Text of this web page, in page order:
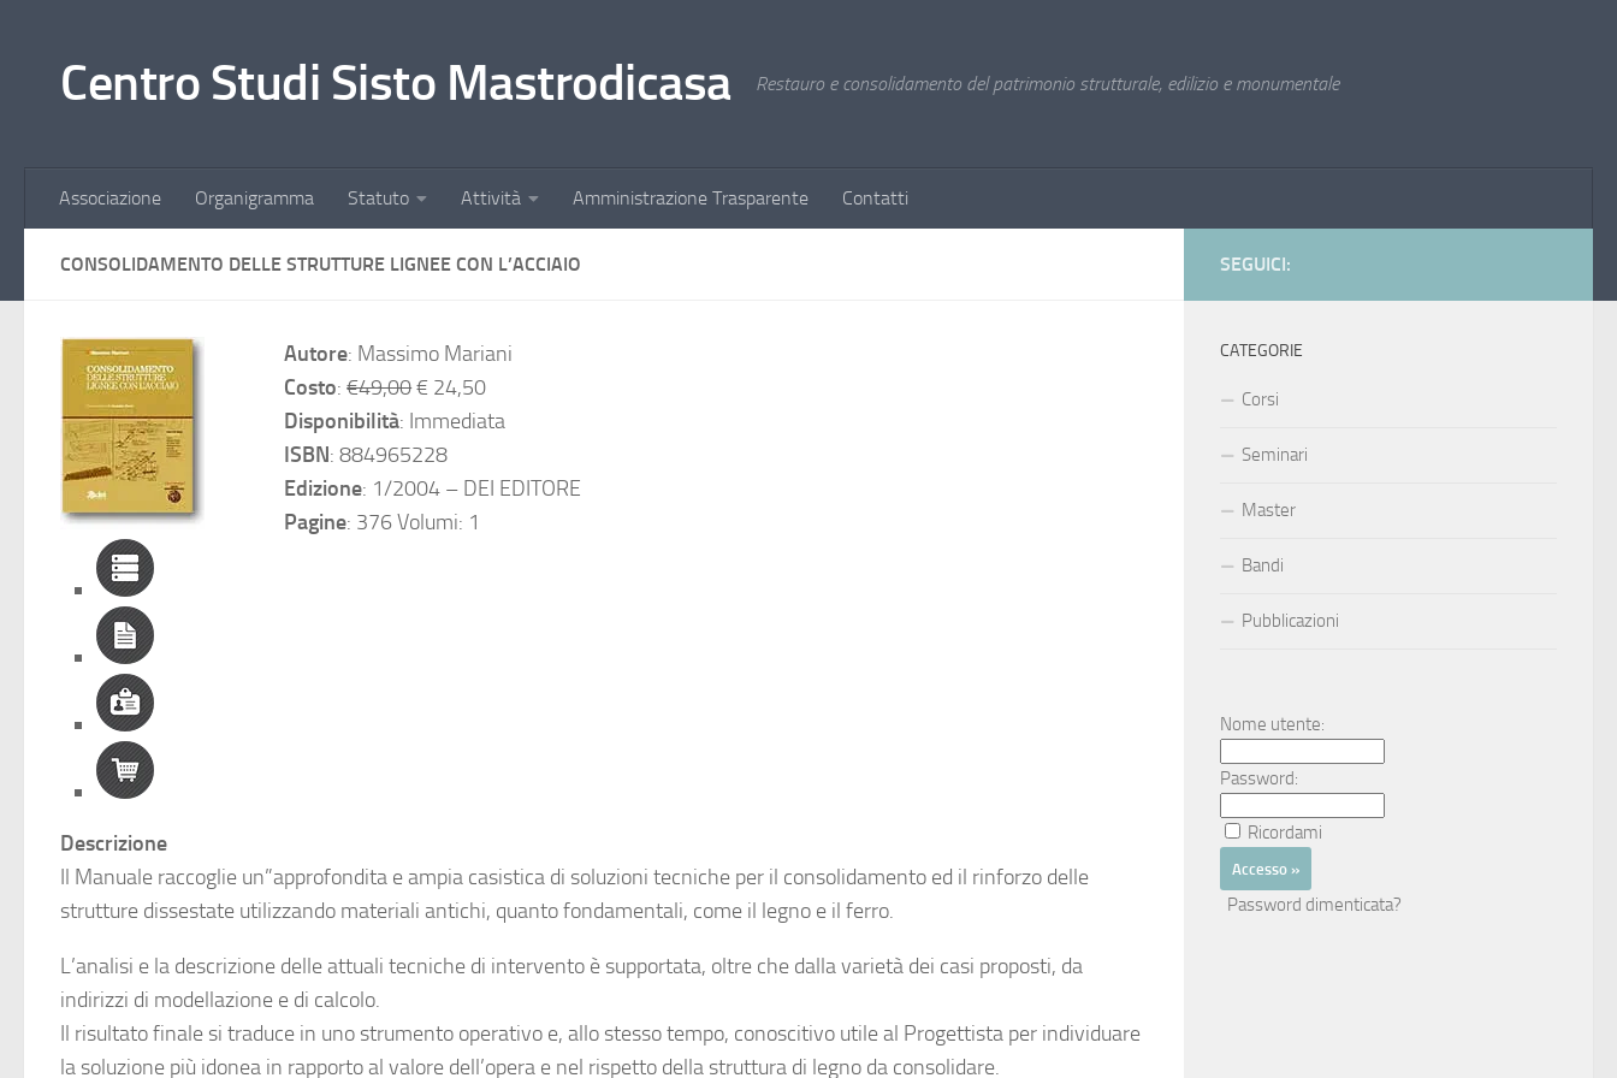
Centro Studi Sisto Mastrodicasa Restauro e consolidamento del patrimonio strutturale, edilizio e monumentale
Associazione Organigramma Statuto Attività Amministrazione Trasparente Contatti
CONSOLIDAMENTO DELLE STRUTTURE LIGNEE CON L’ACCIAIO
Autore: Massimo Mariani
Costo:€49,00€ 24,50
Disponibilità: Immediata
ISBN: 884965228
Edizione: 1/2004 – DEI EDITORE
Pagine: 376 Volumi: 1
Descrizione
Il Manuale raccoglie un”approfondita e ampia casistica di soluzioni tecniche per il consolidamento ed il rinforzo delle
strutture dissestate utilizzando materiali antichi, quanto fondamentali, come il legno e il ferro.
L’analisi e la descrizione delle attuali tecniche di intervento è supportata, oltre che dalla varietà dei casi proposti, da
indirizzi di modellazione e di calcolo.
Il risultato finale si traduce in uno strumento operativo e, allo stesso tempo, conoscitivo utile al Progettista per individuare
la soluzione più idonea in rapporto al valore dell’opera e nel rispetto della struttura di legno da consolidare.
SEGUICI:
CATEGORIE
Corsi
Seminari
Master
Bandi
Pubblicazioni
Nome utente:
Password:
Ricordami
Password dimenticata?